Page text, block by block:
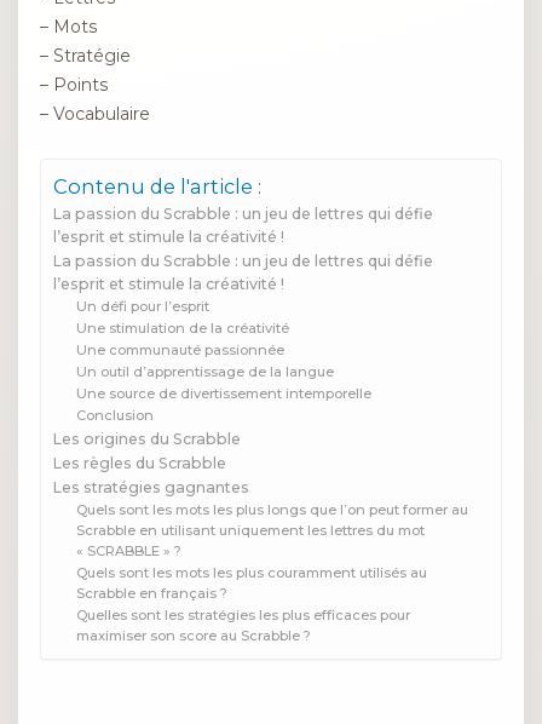
– Mots
– Stratégie
– Points
– Vocabulaire
Contenu de l'article :
La passion du Scrabble : un jeu de lettres qui défie
l’esprit et stimule la créativité !
La passion du Scrabble : un jeu de lettres qui défie
l’esprit et stimule la créativité !
Un défi pour l’esprit
Une stimulation de la créativité
Une communauté passionnée
Un outil d’apprentissage de la langue
Une source de divertissement intemporelle
Conclusion
Les origines du Scrabble
Les règles du Scrabble
Les stratégies gagnantes
Quels sont les mots les plus longs que l’on peut former au
Scrabble en utilisant uniquement les lettres du mot
« SCRABBLE » ?
Quels sont les mots les plus couramment utilisés au
Scrabble en français ?
Quelles sont les stratégies les plus efficaces pour
maximiser son score au Scrabble ?